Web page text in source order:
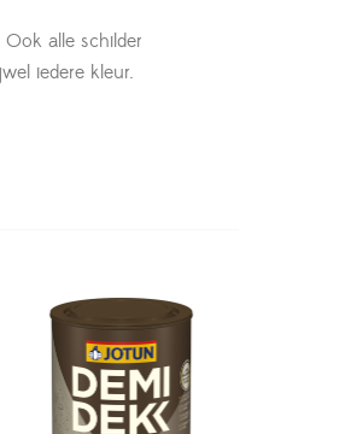
alle schilder
iedere kleur.